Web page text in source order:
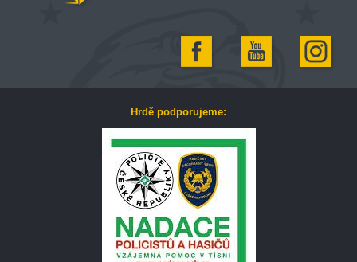
Hrdě podporujeme: